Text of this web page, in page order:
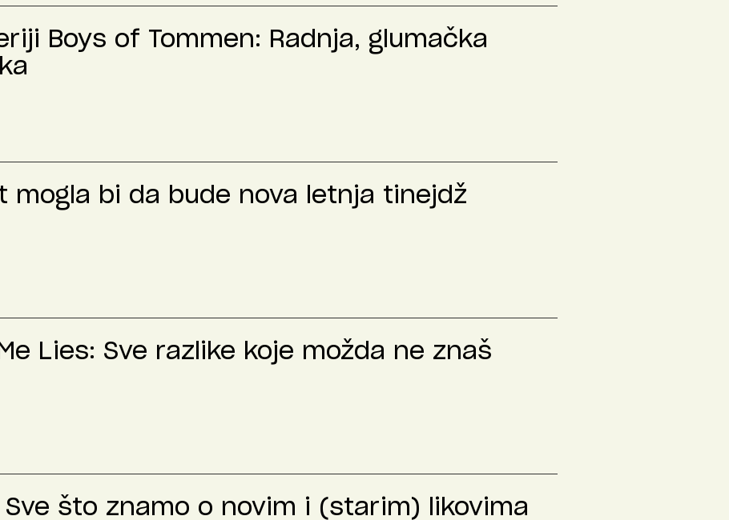
Boys of Tommen: Radnja, glumačka
mogla bi da bude nova letnja tinejdž
Lies: Sve razlike koje možda ne znaš
Sve što znamo o novim i (starim) likovima